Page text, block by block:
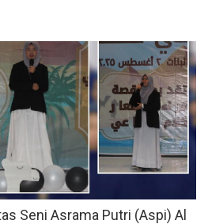
Seni Asrama Putri (Aspi) Al